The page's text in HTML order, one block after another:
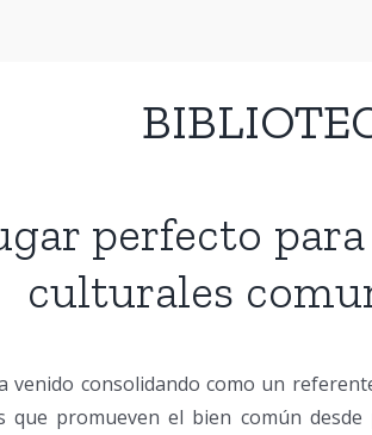
perfecto
culturales
venido consolidando como un
promueven el bien común desde